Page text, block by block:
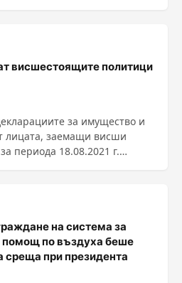
висшестоящите политици
за имущество и
лицата, заемащи висши
периода 18.08.2021 г.
на система за
по въздуха беше
среща при президента